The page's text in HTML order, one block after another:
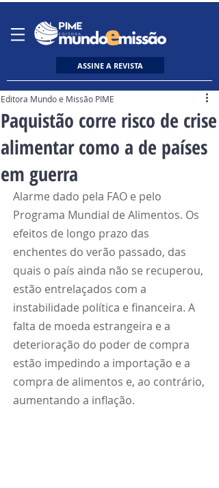
ASSINE A REVISTA
Paquistão corre risco de crise
alimentar como a de países
em guerra
Editora Mundo e Missão PIME
Alarme dado pela FAO e pelo
Programa Mundial de Alimentos. Os
efeitos de longo prazo das
enchentes do verão passado, das
quais o país ainda não se recuperou,
estão entrelaçados com a
instabilidade política e financeira. A
falta de moeda estrangeira e a
deterioração do poder de compra
estão impedindo a importação e a
compra de alimentos e, ao contrário,
aumentando a inflação.